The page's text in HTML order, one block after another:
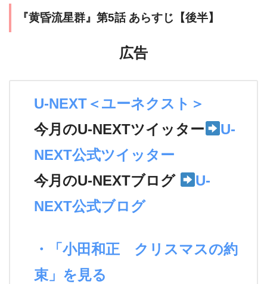
『黄昏流星群』第5話 あらすじ【後半】
広告
U-NEXT＜ユーネクスト＞
今月のU-NEXTツイッター
U-
NEXT公式ツイッター
今月のU-NEXTブログ
U-
NEXT公式ブログ
・「小田和正 クリスマスの約
束」を見る